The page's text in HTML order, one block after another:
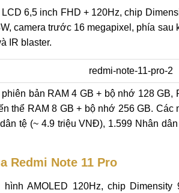
6,5 inch FHD + 120Hz, chip
camera trước 16 megapixel, phía
IR blaster.
bản RAM 4 GB + bộ nhớ 128
thể RAM 8 GB + bộ nhớ 256 GB. Các
tệ (~ 4.9 triệu VNĐ), 1.599 Nhân
Redmi Note 11 Pro
AMOLED 120Hz, chip